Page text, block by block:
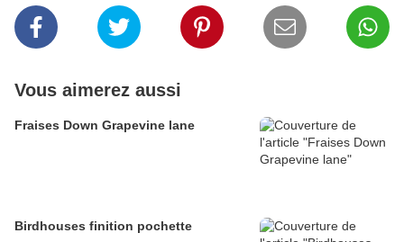
Vous aimerez aussi
Fraises Down Grapevine lane
Birdhouses finition pochette